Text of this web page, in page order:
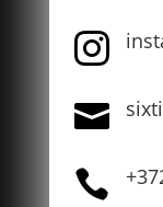


